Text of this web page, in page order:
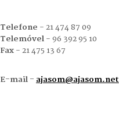
Telefone - 21 474 87 09
Telemóvel - 96 392 95 10
Fax - 21 475 13 67
E-mail - ajasom@ajasom.net